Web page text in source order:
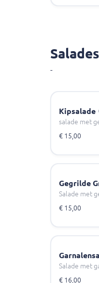
Salades
-
Kipsalade
salade met
€ 15,00
Gegrilde
Salade met
€ 15,00
Salade met
€ 16,00